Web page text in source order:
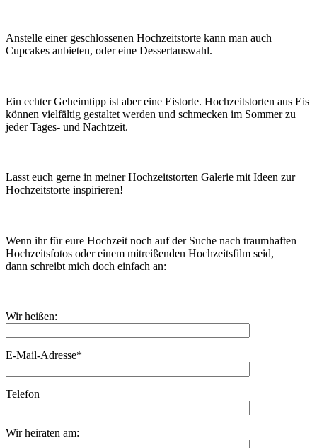
Anstelle einer geschlossenen Hochzeitstorte kann man auch
Cupcakes anbieten, oder eine Dessertauswahl.
Ein echter Geheimtipp ist aber eine Eistorte. Hochzeitstorten aus Eis
können vielfältig gestaltet werden und schmecken im Sommer zu
jeder Tages- und Nachtzeit.
Lasst euch gerne in meiner Hochzeitstorten Galerie mit Ideen zur
Hochzeitstorte inspirieren!
Wenn ihr für eure Hochzeit noch auf der Suche nach traumhaften
Hochzeitsfotos oder einem mitreißenden Hochzeitsfilm seid,
dann schreibt mich doch einfach an:
Wir heißen:
E-Mail-Adresse*
Telefon
Wir heiraten am: